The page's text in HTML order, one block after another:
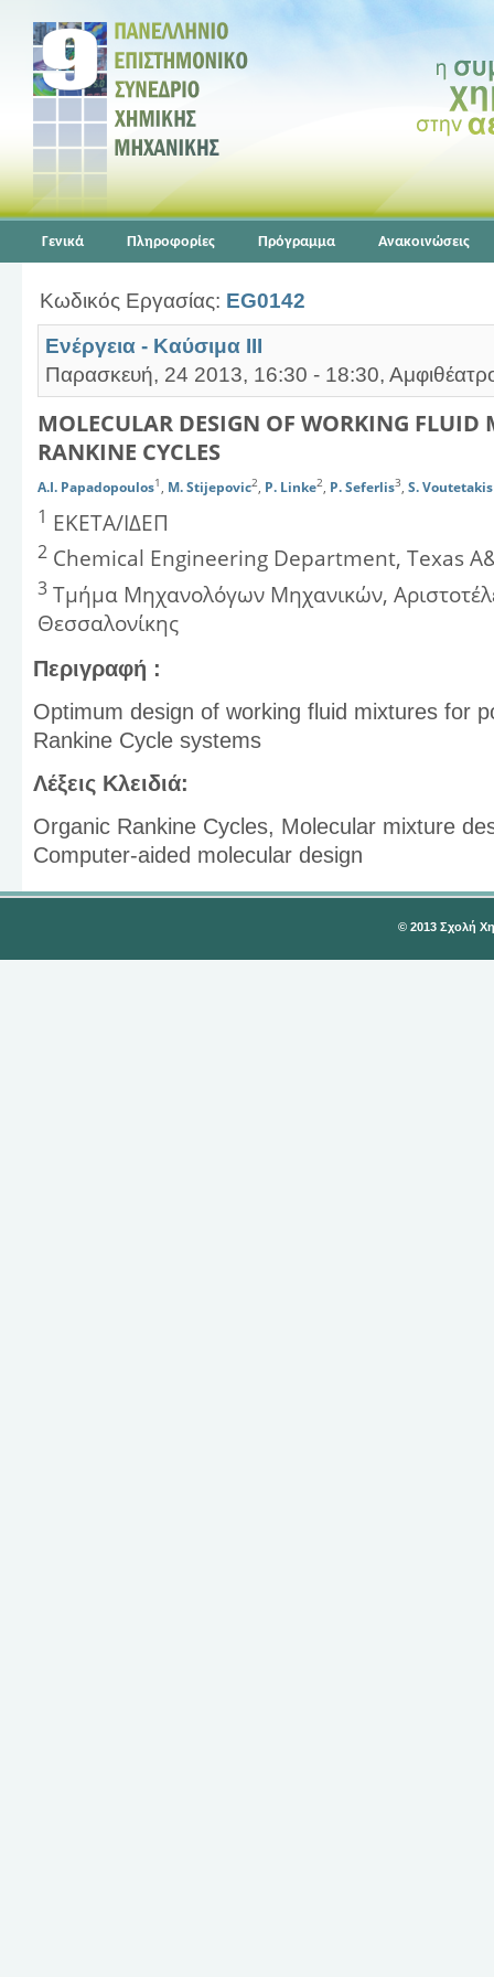
Γενικά Πληροφορίες Πρόγραμμα Ανακοινώσεις
Κωδικός Εργασίας: EG0142
Ενέργεια - Καύσιμα ΙΙΙ
Παρασκευή, 24 2013, 16:30 - 18:30,
MOLECULAR DESIGN OF WORKING FLUID
RANKINE CYCLES
A.I. Papadopoulos1 , M. Stijepovic2, P. Linke2, P. Seferlis3, S. Voutetakis
1 ΕΚΕΤΑ/ΙΔΕΠ
2 Chemical Engineering Department, Texas
3 Τμήμα Μηχανολόγων Μηχανικών,
Θεσσαλονίκης
Περιγραφή :
Optimum design of working fluid mixtures for
Rankine Cycle systems
Λέξεις Κλειδιά:
Organic Rankine Cycles, Molecular mixture
Computer-aided molecular design
© 2013 Σχολή